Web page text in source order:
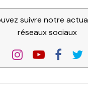
suivre notre
réseaux sociaux